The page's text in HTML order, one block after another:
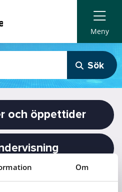
Om
Meny
Sök
och öppettider
och riktlinjer